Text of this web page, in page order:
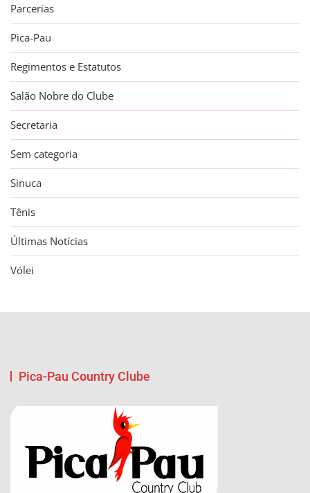
Parcerias
Pica-Pau
Regimentos e Estatutos
Salão Nobre do Clube
Secretaria
Sem categoria
Sinuca
Tênis
Últimas Notícias
Vólei
Pica-Pau Country Clube